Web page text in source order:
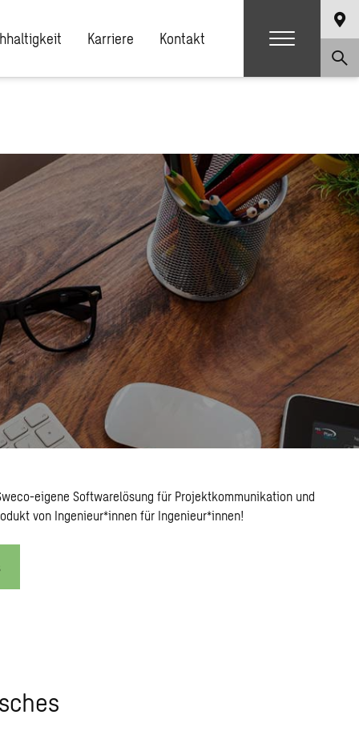
Karriere Kontakt
eigene Softwarelösung für Projektkommunikation und
von Ingenieur*innen für Ingenieur*innen!